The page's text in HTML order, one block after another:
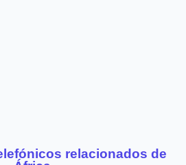
relacionados de